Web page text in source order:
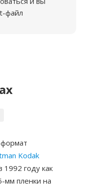
файл
Kodak
1992 году как
мм пленки на